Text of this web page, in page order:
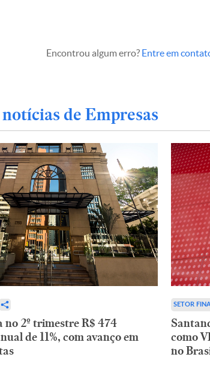
Encontrou algum erro? Entre em
de Empresas
no 2º trimestre R$ 474
de 11%, com avanço em
SETOR
como
no